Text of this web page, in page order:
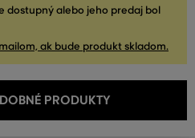
dostupný alebo jeho predaj bol
ak bude produkt skladom.
PRODUKTY